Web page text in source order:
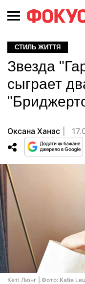
СТИЛЬ ЖИТТЯ
Звезда
сыграет
Оксана Ханас
Кеті Люнг | Фото: Katie